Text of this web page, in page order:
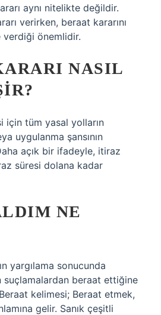
aynı nitelikte değildir.
verirken, beraat kararını
verdiği önemlidir.
NASIL
için tüm yasal yolların
uygulanma şansının
açık bir ifadeyle, itiraz
süresi dolana kadar
NE
yargılama sonucunda
suçlamalardan beraat ettiğine
kelimesi; Beraat etmek,
gelir. Sanık çeşitli